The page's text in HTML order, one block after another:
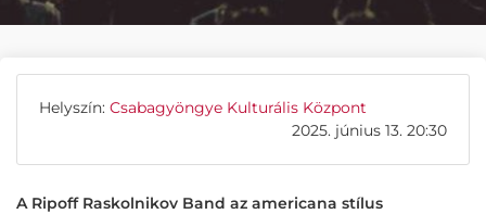
Helyszín: Csabagyöngye Kulturális Központ
2025. június 13. 20:30
A Ripoff Raskolnikov Band az americana stílus